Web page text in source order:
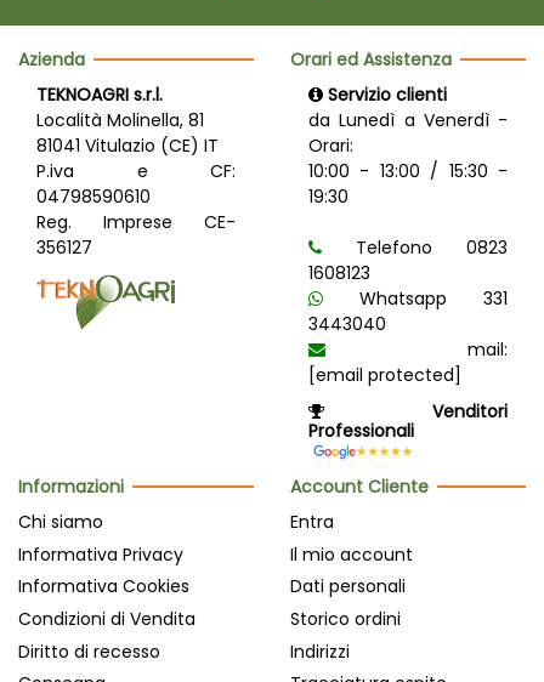
Azienda
TEKNOAGRI s.r.l.
Località Molinella, 81
81041 Vitulazio (CE) IT
P.iva e CF:
04798590610
Reg. Imprese CE-
356127
Orari ed Assistenza
Servizio clienti
da Lunedì a Venerdì -
Orari:
10:00 - 13:00 / 15:30 -
19:30
Telefono 0823
1608123
Whatsapp 331
3443040
mail:
[email protected]
Venditori
Professionali
Informazioni
Chi siamo
Informativa Privacy
Informativa Cookies
Condizioni di Vendita
Diritto di recesso
Account Cliente
Entra
Il mio account
Dati personali
Storico ordini
Indirizzi